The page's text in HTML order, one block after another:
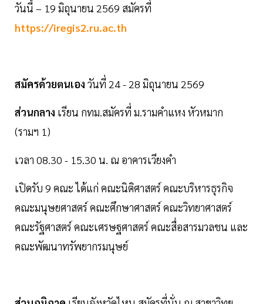
วันนี้ – 19 มิถุนายน 2569 สมัครที่
https://iregis2.ru.ac.th
สมัครด้วยตนเอง วันที่ 24 - 28 มิถุนายน 2569
ส่วนกลาง เรียน กทม.สมัครที่ ม.รามคำแหง หัวหมาก
(รามฯ 1)
เวลา 08.30 - 15.30 น. ณ อาคารเวียงคำ
เปิดรับ 9 คณะ ได้แก่ คณะนิติศาสตร์ คณะบริหารธุรกิจ
คณะมนุษยศาสตร์ คณะศึกษาศาสตร์ คณะวิทยาศาสตร์
คณะรัฐศาสตร์ คณะเศรษฐศาสตร์ คณะสื่อสารมวลชน และ
คณะพัฒนาทรัพยากรมนุษย์